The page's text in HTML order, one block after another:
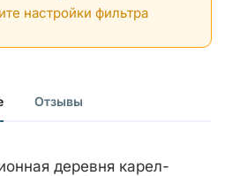
настройки фильтра
Отзывы
деревня карел-